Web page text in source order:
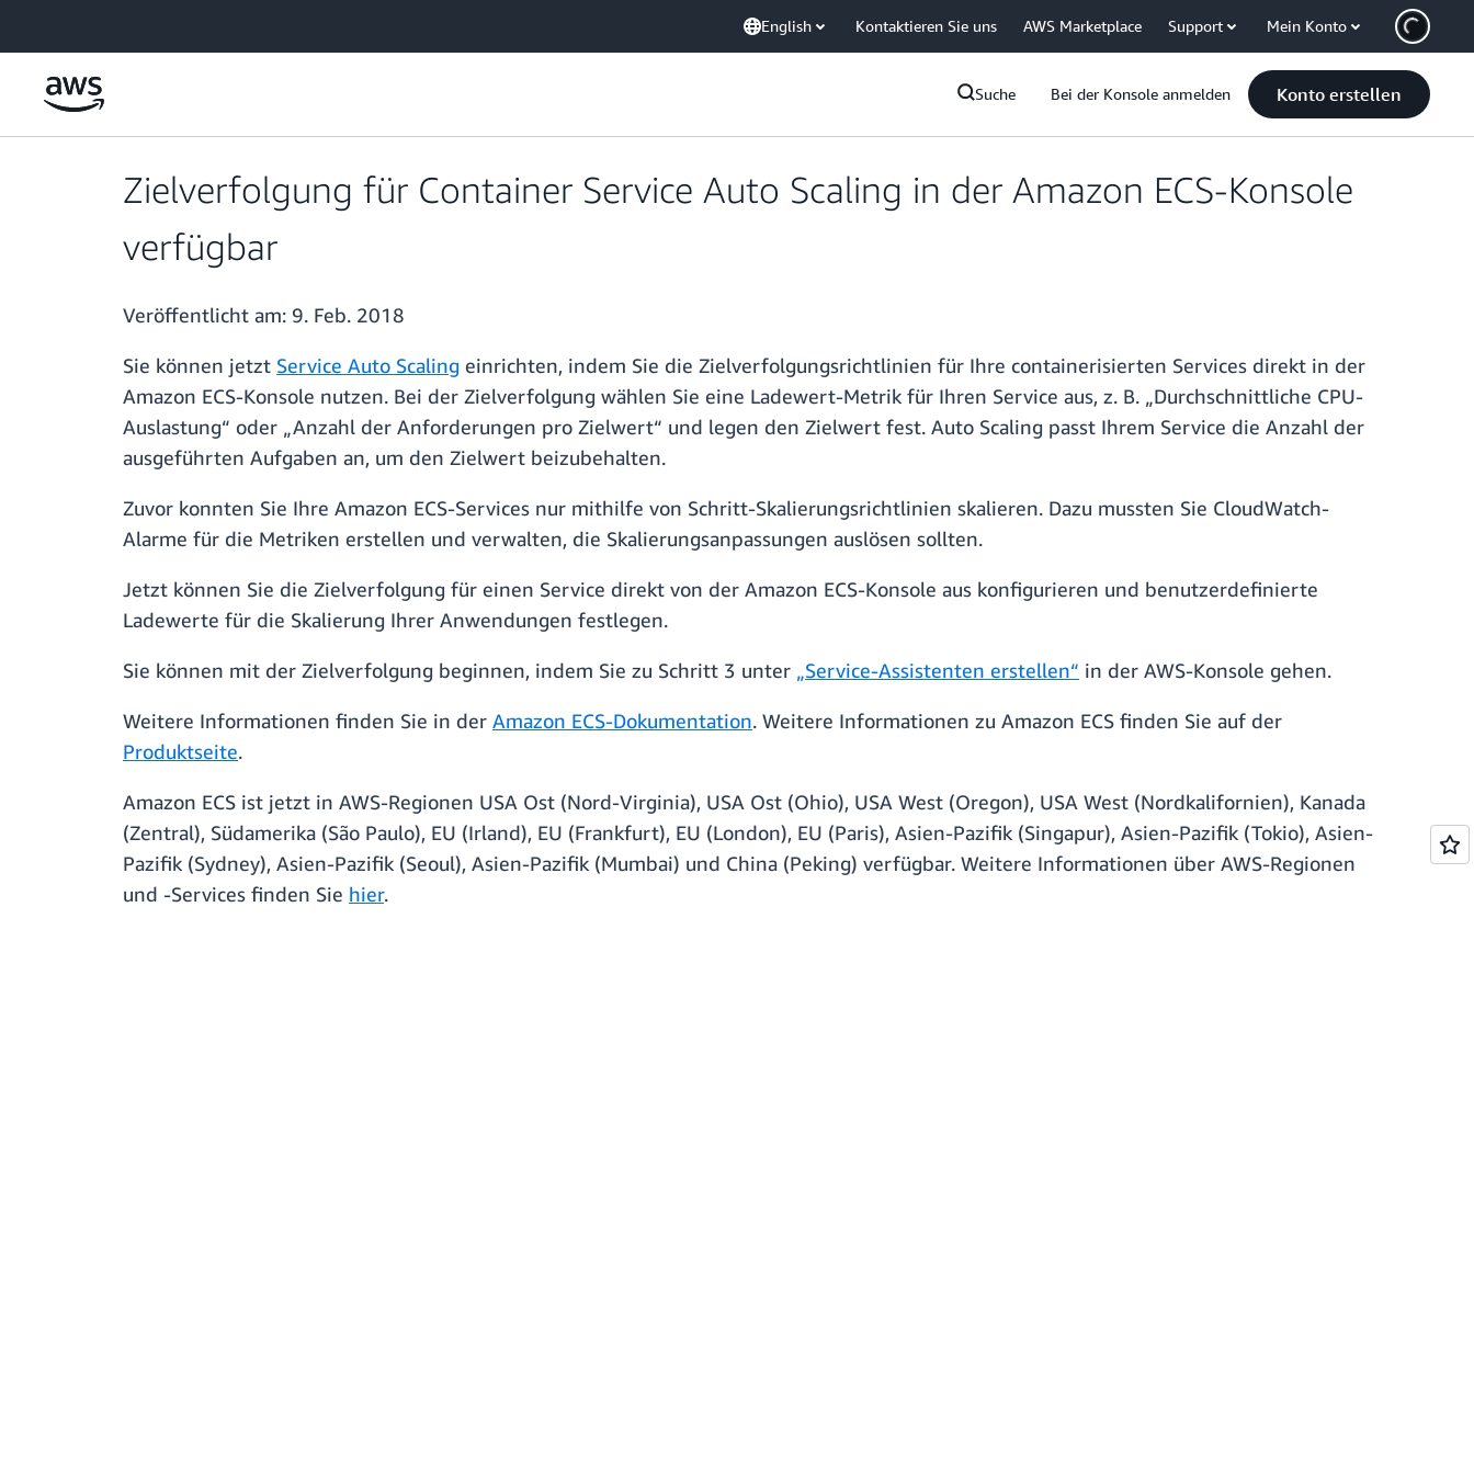
English Kontaktieren Sie uns AWS Marketplace Support Mein Konto
Suche Bei der Konsole anmelden Konto erstellen
Zielverfolgung für Container Service Auto Scaling in der Amazon ECS-Konsole
verfügbar
Veröffentlicht am: 9. Feb. 2018
Sie können jetzt Service Auto Scaling einrichten, indem Sie die Zielverfolgungsrichtlinien für Ihre containerisierten Services direkt in der
Amazon ECS-Konsole nutzen. Bei der Zielverfolgung wählen Sie eine Ladewert-Metrik für Ihren Service aus, z. B. „Durchschnittliche CPU-
Auslastung“ oder „Anzahl der Anforderungen pro Zielwert“ und legen den Zielwert fest. Auto Scaling passt Ihrem Service die Anzahl der
ausgeführten Aufgaben an, um den Zielwert beizubehalten.
Zuvor konnten Sie Ihre Amazon ECS-Services nur mithilfe von Schritt-Skalierungsrichtlinien skalieren. Dazu mussten Sie CloudWatch-
Alarme für die Metriken erstellen und verwalten, die Skalierungsanpassungen auslösen sollten.
Jetzt können Sie die Zielverfolgung für einen Service direkt von der Amazon ECS-Konsole aus konfigurieren und benutzerdefinierte
Ladewerte für die Skalierung Ihrer Anwendungen festlegen.
Sie können mit der Zielverfolgung beginnen, indem Sie zu Schritt 3 unter „Service-Assistenten erstellen“ in der AWS-Konsole gehen.
Weitere Informationen finden Sie in der Amazon ECS-Dokumentation. Weitere Informationen zu Amazon ECS finden Sie auf der
Produktseite.
Amazon ECS ist jetzt in AWS-Regionen USA Ost (Nord-Virginia), USA Ost (Ohio), USA West (Oregon), USA West (Nordkalifornien), Kanada
(Zentral), Südamerika (São Paulo), EU (Irland), EU (Frankfurt), EU (London), EU (Paris), Asien-Pazifik (Singapur), Asien-Pazifik (Tokio), Asien-
Pazifik (Sydney), Asien-Pazifik (Seoul), Asien-Pazifik (Mumbai) und China (Peking) verfügbar. Weitere Informationen über AWS-Regionen
und -Services finden Sie hier.